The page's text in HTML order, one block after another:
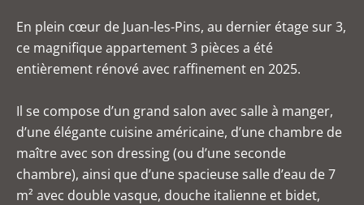
En plein cœur de Juan-les-Pins, au dernier étage sur 3,
ce magnifique appartement 3 pièces a été
entièrement rénové avec raffinement en 2025.
Il se compose d’un grand salon avec salle à manger,
d’une élégante cuisine américaine, d’une chambre de
maître avec son dressing (ou d’une seconde
chambre), ainsi que d’une spacieuse salle d’eau de 7
m² avec double vasque, douche italienne et bidet,